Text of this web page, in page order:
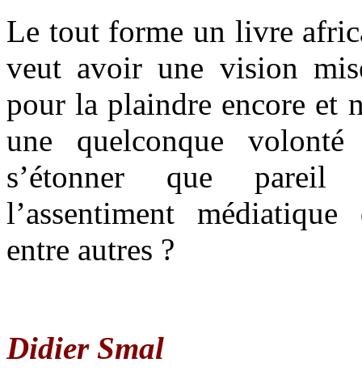
Le tout forme un livre
veut avoir une vision
pour la plaindre encore et
une quelconque volonté
s’étonner que
l’assentiment
entre autres ?
Didier Smal